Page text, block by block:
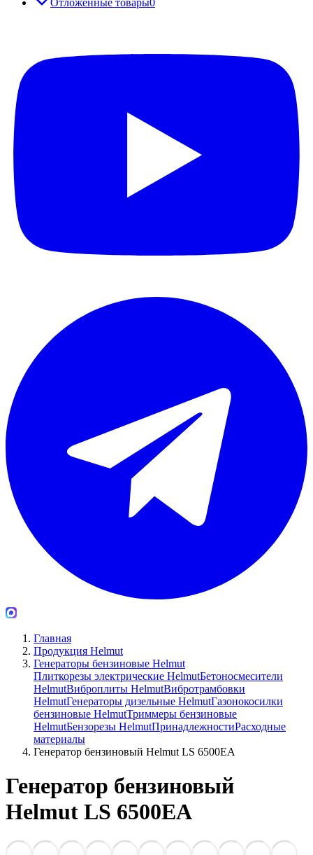
Отложенные товары0
Главная
Продукция Helmut
Генераторы бензиновые Helmut
Плиткорезы электрические HelmutБетоносмесители
HelmutВиброплиты HelmutВибротрамбовки
HelmutГенераторы дизельные HelmutГазонокосилки
бензиновые HelmutТриммеры бензиновые
HelmutБензорезы HelmutПринадлежностиРасходные
материалы
Генератор бензиновый Helmut LS 6500EA
Генератор бензиновый
Helmut LS 6500EA